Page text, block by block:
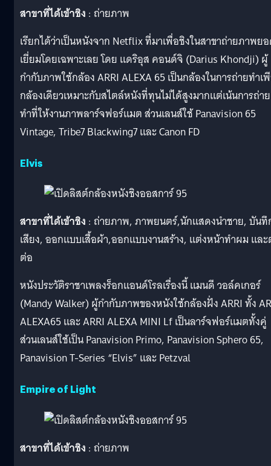
สาขาที่ได้เข้าชิง : ถ่ายภาพ
เรียกได้ว่าเป็นหนังจาก Netflix ที่มาเพื่อชิงในสาขาถ่ายภาพย
เยี่ยมโดยเฉพาะเลย โดย แดริอุส คอนด์จิ (Darius Khondji) ผู้
กำกับภาพใช้กล้อง ARRI ALEXA 65 เป็นกล้องในการถ่ายทำเ
กล้องเดียวเหมาะกับสไตล์หนังที่ทุนไม่ได้สูงมากแต่เน้นการถ่าย
ทำที่ให้งานภาพลาร์จฟอร์แมต ส่วนเลนส์ใช้ Panavision 65
Vintage, Tribe7 Blackwing7 และ Canon FD
Elvis
สาขาที่ได้เข้าชิง : ถ่ายภาพ, ภาพยนตร์,นักแสดงนำชาย, บัน
เสียง, ออกแบบเสื้อผ้า,ออกแบบงานสร้าง, แต่งหน้าทำผม แล
ต่อ
หนังประวัติราชาเพลงร็อกแอนด์โรลเรื่องนี้ แมนดี วอล์คเกอร์
(Mandy Walker) ผู้กำกับภาพของหนังใช้กล้องฝั่ง ARRI ทั้ง
ALEXA65 และ ARRI ALEXA MINI Lf เป็นลาร์จฟอร์แมตทั้งคู่
ส่วนเลนส์ใช้เป็น Panavision Primo, Panavision Sphero 65,
Panavision T-Series “Elvis” และ Petzval
Empire of Light
สาขาที่ได้เข้าชิง : ถ่ายภาพ